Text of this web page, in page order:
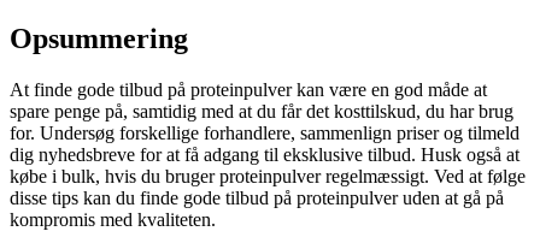
Opsummering
At finde gode tilbud på proteinpulver kan være en god måde at
spare penge på, samtidig med at du får det kosttilskud, du har brug
for. Undersøg forskellige forhandlere, sammenlign priser og tilmeld
dig nyhedsbreve for at få adgang til eksklusive tilbud. Husk også at
købe i bulk, hvis du bruger proteinpulver regelmæssigt. Ved at følge
disse tips kan du finde gode tilbud på proteinpulver uden at gå på
kompromis med kvaliteten.